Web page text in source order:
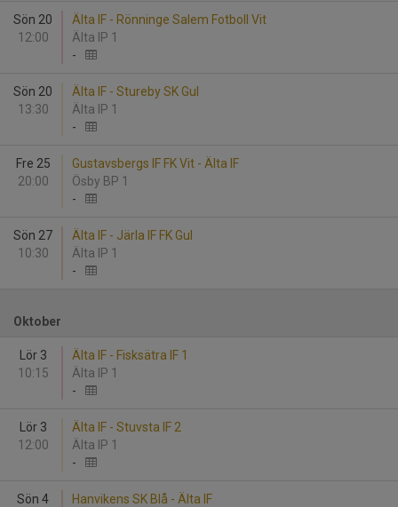
Sön 20
12:00
Älta IF - Rönninge Salem Fotboll Vit
Älta IP 1
-
Sön 20
13:30
Älta IF - Stureby SK Gul
Älta IP 1
-
Fre 25
20:00
Gustavsbergs IF FK Vit - Älta IF
Ösby BP 1
-
Sön 27
10:30
Älta IF - Järla IF FK Gul
Älta IP 1
-
Oktober
Lör 3
10:15
Älta IF - Fisksätra IF 1
Älta IP 1
-
Lör 3
12:00
Älta IF - Stuvsta IF 2
Älta IP 1
-
Sön 4
Hanvikens SK Blå - Älta IF